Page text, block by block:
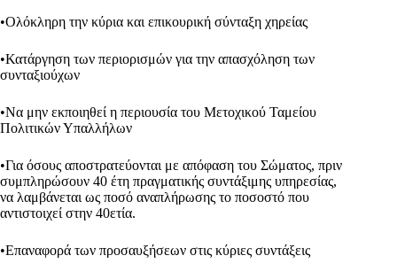
•Ολόκληρη την κύρια και επικουρική σύνταξη χηρείας
•Κατάργηση των περιορισμών για την απασχόληση των
συνταξιούχων
•Να μην εκποιηθεί η περιουσία του Μετοχικού Ταμείου
Πολιτικών Υπαλλήλων
•Για όσους αποστρατεύονται με απόφαση του Σώματος, πριν
συμπληρώσουν 40 έτη πραγματικής συντάξιμης υπηρεσίας,
να λαμβάνεται ως ποσό αναπλήρωσης το ποσοστό που
αντιστοιχεί στην 40ετία.
•Επαναφορά των προσαυξήσεων στις κύριες συντάξεις